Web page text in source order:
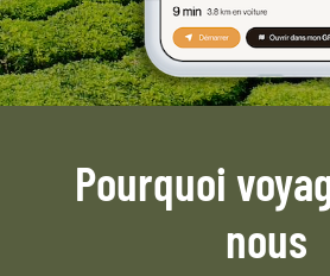
Pourquoi
nous